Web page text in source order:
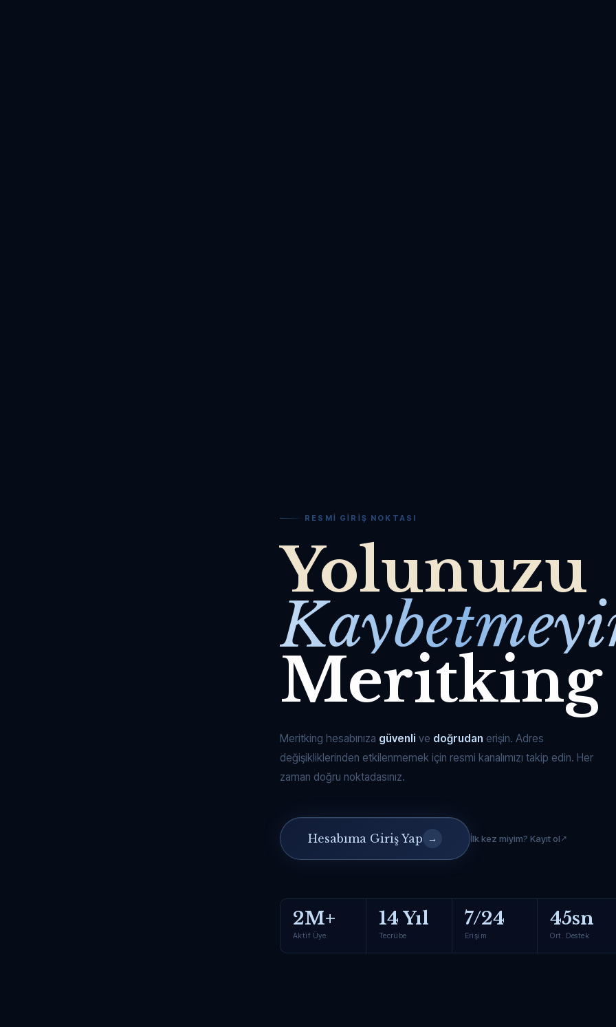
RESMI GIRIŞ NOKTASI
Yolunuzu
Meritking
Meritking hesabınıza güvenli ve doğrudan erişin. Adres
değişikliklerinden etkilenmemek için resmi kanalımızı takip edin. Her
zaman doğru noktadasınız.
Hesabıma Giriş Yap → İlk kez miyim? Kayıt ol
2M+
Aktif Üye
14 Yıl
Tecrübe
7/24
Erişim
45sn
Ort. Destek